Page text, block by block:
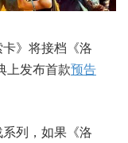
卡》将接档《洛
上发布首款预告
列，如果《洛